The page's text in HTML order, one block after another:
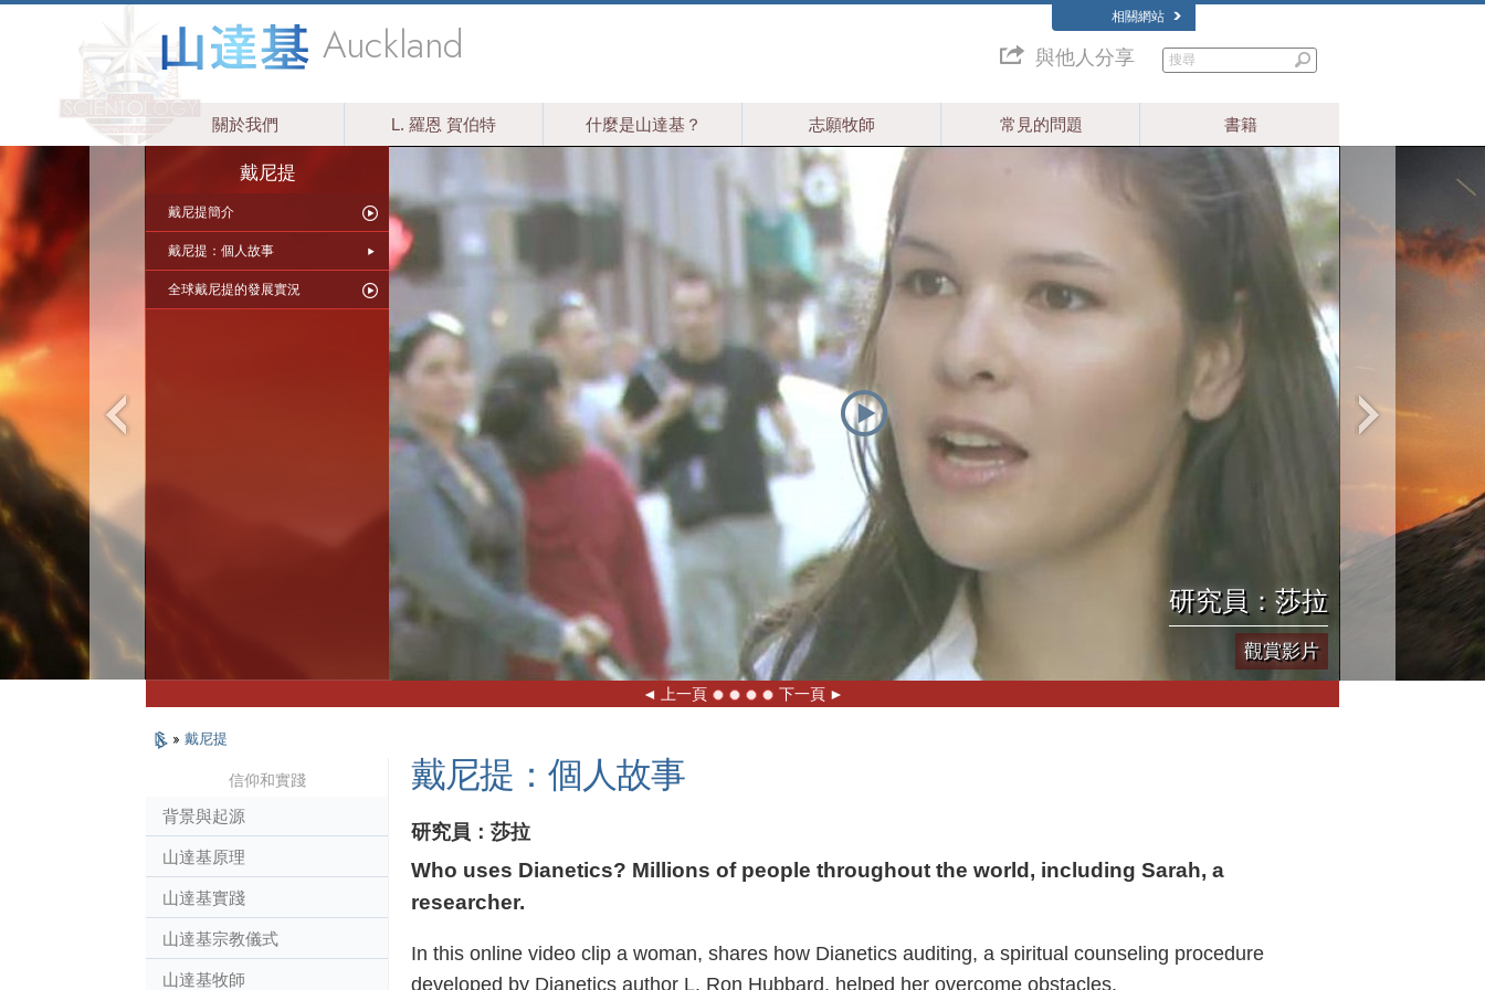
相關網站
Auckland 與他人分享
關於我們 L. 羅恩 賀伯特 什麼是山達基？ 志願牧師 常見的問題 書籍
戴尼提
戴尼提簡介
戴尼提：個人故事
全球戴尼提的發展實況
研究員：莎拉
觀賞影片
上一頁 下一頁
» 戴尼提
戴尼提：個人故事
研究員：莎拉
Who uses Dianetics? Millions of people throughout the world, including Sarah, a
researcher.
In this online video clip a woman, shares how Dianetics auditing, a spiritual counseling procedure
developed by Dianetics author L. Ron Hubbard, helped her overcome obstacles.
信仰和實踐
背景與起源
山達基原理
山達基實踐
山達基宗教儀式
山達基牧師